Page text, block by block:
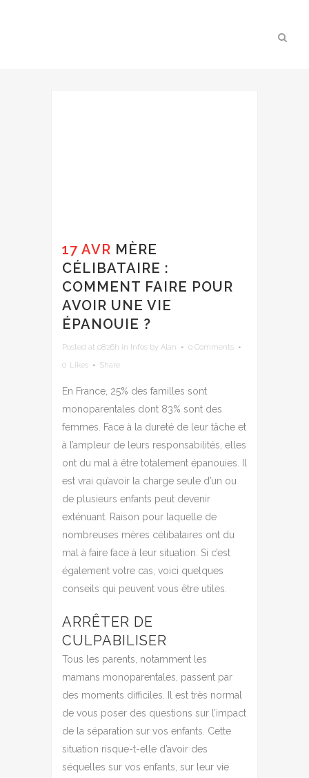
17 AVR MÈRE
CÉLIBATAIRE :
COMMENT FAIRE POUR
AVOIR UNE VIE
ÉPANOUIE ?
Posted at 08:26h in Infos by Alan
0 Comments
0 Likes Share
En France, 25% des familles sont
monoparentales dont 83% sont des
femmes. Face à la dureté de leur tâche et
à l’ampleur de leurs responsabilités, elles
ont du mal à être totalement épanouies. Il
est vrai qu’avoir la charge seule d’un ou
de plusieurs enfants peut devenir
exténuant. Raison pour laquelle de
nombreuses mères célibataires ont du
mal à faire face à leur situation. Si c’est
également votre cas, voici quelques
conseils qui peuvent vous être utiles.
ARRÊTER DE
CULPABILISER
Tous les parents, notamment les
mamans monoparentales, passent par
des moments difficiles. Il est très normal
de vous poser des questions sur l’impact
de la séparation sur vos enfants. Cette
situation risque-t-elle d’avoir des
séquelles sur vos enfants, sur leur vie